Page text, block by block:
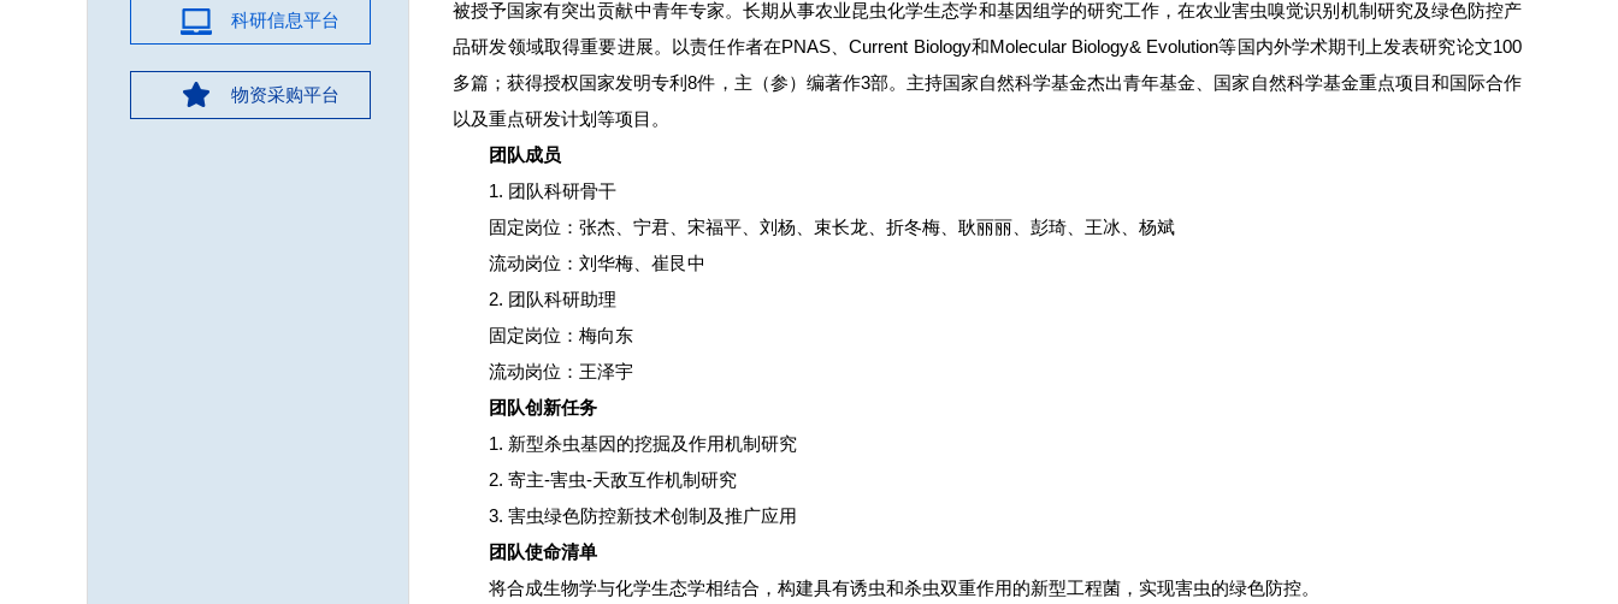
科研信息平台
物资采购平台
被授予国家有突出贡献中青年专家。长期从事农业昆虫化学生态学和基因组学的研究工作，在农业害虫嗅觉识别机制研究及绿色防控产
品研发领域取得重要进展。以责任作者在PNAS、Current Biology和Molecular Biology& Evolution等国内外学术期刊上发表研究论文100
多篇；获得授权国家发明专利8件，主（参）编著作3部。主持国家自然科学基金杰出青年基金、国家自然科学基金重点项目和国际合作
以及重点研发计划等项目。
团队成员
1. 团队科研骨干
固定岗位：张杰、宁君、宋福平、刘杨、束长龙、折冬梅、耿丽丽、彭琦、王冰、杨斌
流动岗位：刘华梅、崔艮中
2. 团队科研助理
固定岗位：梅向东
流动岗位：王泽宇
团队创新任务
1. 新型杀虫基因的挖掘及作用机制研究
2. 寄主-害虫-天敌互作机制研究
3. 害虫绿色防控新技术创制及推广应用
团队使命清单
将合成生物学与化学生态学相结合，构建具有诱虫和杀虫双重作用的新型工程菌，实现害虫的绿色防控。